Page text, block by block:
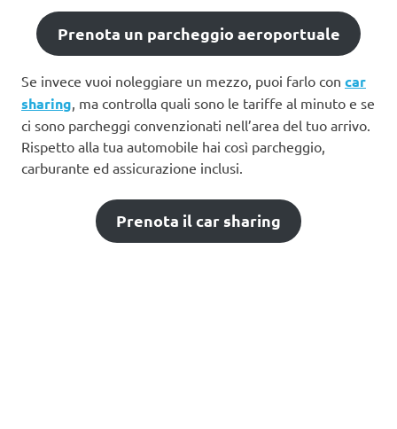
Prenota un parcheggio aeroportuale
Se invece vuoi noleggiare un mezzo, puoi farlo con car
sharing , ma controlla quali sono le tariffe al minuto e se
ci sono parcheggi convenzionati nell’area del tuo arrivo.
Rispetto alla tua automobile hai così parcheggio,
carburante ed assicurazione inclusi.
Prenota il car sharing